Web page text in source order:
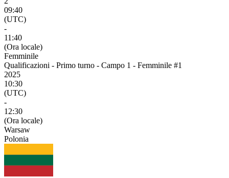
09:40
(UTC)
-
11:40
(Ora locale)
Femminile
Qualificazioni - Primo turno - Campo 1 - Femminile #1
2025
10:30
(UTC)
-
12:30
(Ora locale)
Warsaw
Polonia